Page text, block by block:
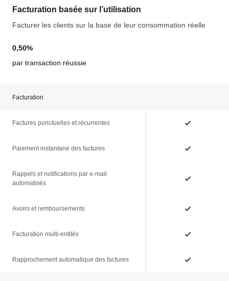
Facturation basée sur l’utilisation
Facturer les clients sur la base de leur consommation réelle
0,50%
par transaction réussie
Facturation
Factures ponctuelles et récurrentes
Paiement instantané des factures
Rappels et notifications par e-mail
automatisés
Avoirs et remboursements
Facturation multi-entités
Rapprochement automatique des factures